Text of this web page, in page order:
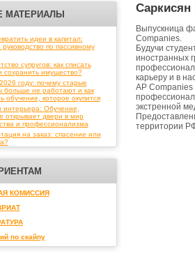
МАТЕРИАЛЫ
идеи в капитал:
руководство по пассивному
супругов: как списать
сохранить имущество?
году: почему старые
больше не работают и как
обучение, которое окупится
интерьера: Обучение,
открывает двери в мир
и профессионализма
на заказ: спасение или
КОМИССИЯ
по скайпу
Выпускница
Companies.
Будучи
иностранных
карьеру и в
AP
экстренной
территории